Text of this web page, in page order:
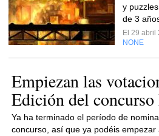
y
de 3
El 29 abril
NONE
Empiezan las
Edición del
Ya ha terminado el período de
concurso, así que ya podéis empezar